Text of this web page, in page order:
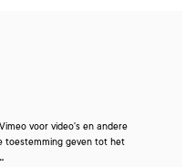
voor video's en andere
toestemming geven tot het